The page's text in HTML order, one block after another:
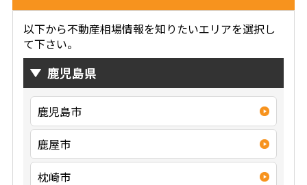
以下から不動産相場情報を知りたいエリアを選択し
て下さい。
鹿児島県
鹿児島市
鹿屋市
枕崎市